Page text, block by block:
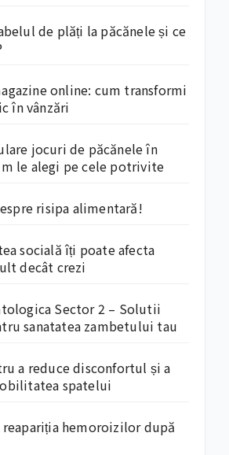
de plăți la păcănele și ce
online: cum transformi
în vânzări
jocuri de păcănele în
le alegi pe cele potrivite
risipa alimentară!
socială îți poate afecta
decât crezi
Sector 2 – Solutii
sanatatea zambetului tau
a reduce disconfortul și a
spatelui
hemoroizilor după